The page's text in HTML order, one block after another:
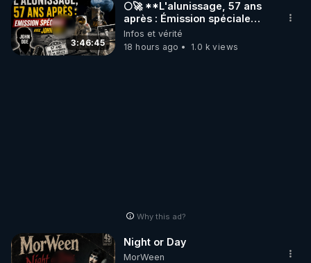
3:46:45
🌕🚀 **L'alunissage, 57 ans
après : Émission spéciale
avec John Doe !** 👨 🚀✨
Infos et vérité
18 hours ago
1.0 k views
Why this ad?
Night or Day
MorWeen